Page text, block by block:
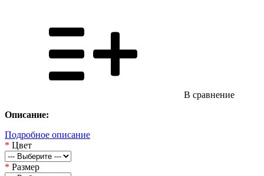
В сравнение
Описание:
Подробное описание
* Цвет
* Размер